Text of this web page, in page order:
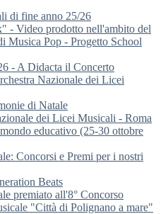
di fine anno 25/26
- Video prodotto nell'ambito del
Musica Pop - Progetto School
- A Didacta il Concerto
Nazionale dei Licei
di Natale
dei Licei Musicali - Roma
educativo (25-30 ottobre
Concorsi e Premi per i nostri
Beats
premiato all'8° Concorso
"Città di Polignano a mare"